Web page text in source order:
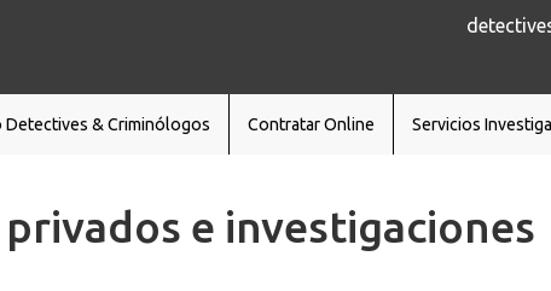
Detectives & Criminólogos Contratar Online Servicios
e investigaciones